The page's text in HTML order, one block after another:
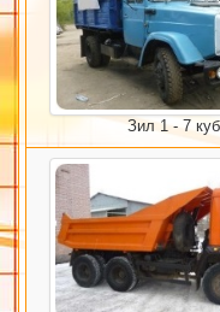
Зил 1 - 7